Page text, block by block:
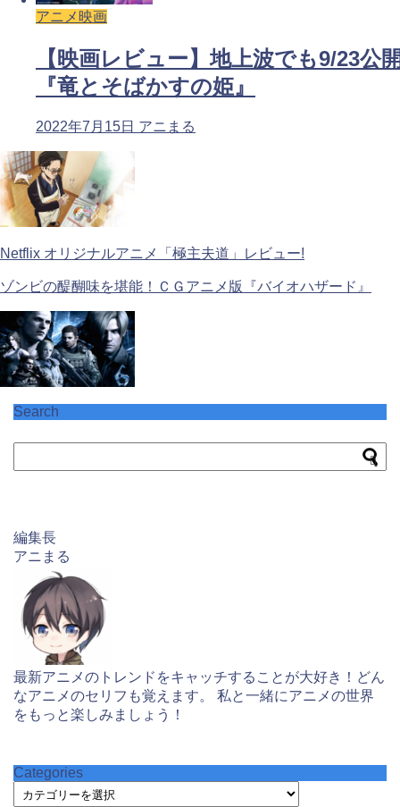
アニメ映画
【映画レビュー】地上波でも9/23公
『竜とそばかすの姫』
2022年7月15日 アニまる
Netflix オリジナルアニメ「極主夫道」レビュー!
ゾンビの醍醐味を堪能！ＣＧアニメ版『バイオハザード』
Search
編集長
アニまる
最新アニメのトレンドをキャッチすることが大好き！どん
なアニメのセリフも覚えます。 私と一緒にアニメの世界
をもっと楽しみましょう！
Categories
Categories